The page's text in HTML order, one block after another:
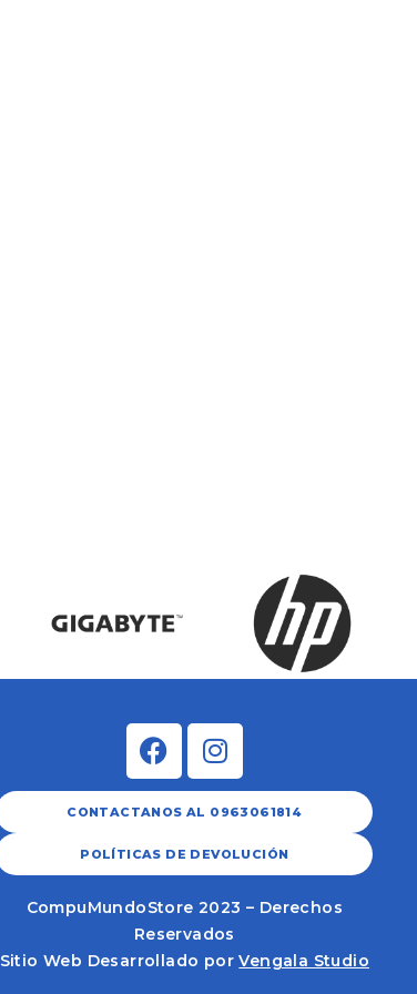
CONTACTANOS AL 0963061814
POLÍTICAS DE DEVOLUCIÓN
CompuMundoStore 2023 – Derechos
Reservados
Sitio Web Desarrollado porVengala Studio